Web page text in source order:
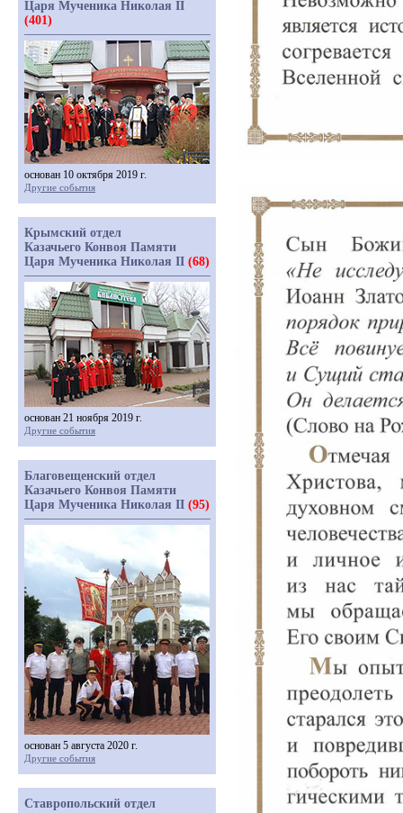
Царя Мученика Николая II
(401)
основан 10 октября 2019 г.
Другие события
Крымский отдел
Казачьего Конвоя Памяти
Царя Мученика Николая II (68)
основан 21 ноября 2019 г.
Другие события
Благовещенский отдел
Казачьего Конвоя Памяти
Царя Мученика Николая II (95)
основан 5 августа 2020 г.
Другие события
Ставропольский отдел